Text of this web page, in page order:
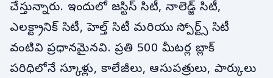
చేస్తున్నారు. ఇందులో జస్టిస్ సిటీ, నాలెడ్జ్ సిటీ,
ఎలక్ట్రానిక్ సిటీ, హెల్త్ సిటీ మరియు స్పోర్ట్స్ సిటీ
వంటివి ప్రధానమైనవి. ప్రతి 500 మీటర్ల బ్లాక్
పరిధిలోనే స్కూళ్లు, కాలేజీలు, ఆసుపత్రులు, పార్కులు